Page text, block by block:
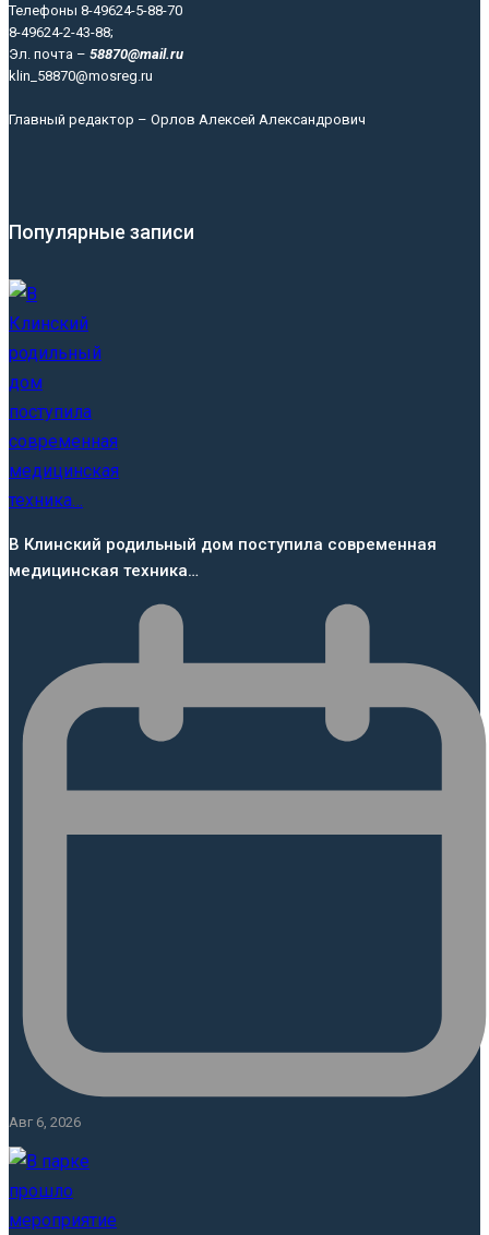
Телефоны 8-49624-5-88-70
8-49624-2-43-88;
Эл. почта – 58870@mail.ru
klin_58870@mosreg.ru
Главный редактор – Орлов Алексей Александрович
Популярные записи
В Клинский родильный дом поступила современная
медицинская техника…
Авг 6, 2026